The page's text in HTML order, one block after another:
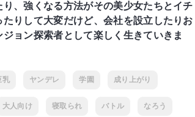
、強くなる方法がその美少女たちとイチ
たりして大変だけど、会社を設立したりお
ョン探索者として楽しく生きていきま
乳 ヤンデレ 学園 成り上がり
大人向け 寝取られ バトル なろう